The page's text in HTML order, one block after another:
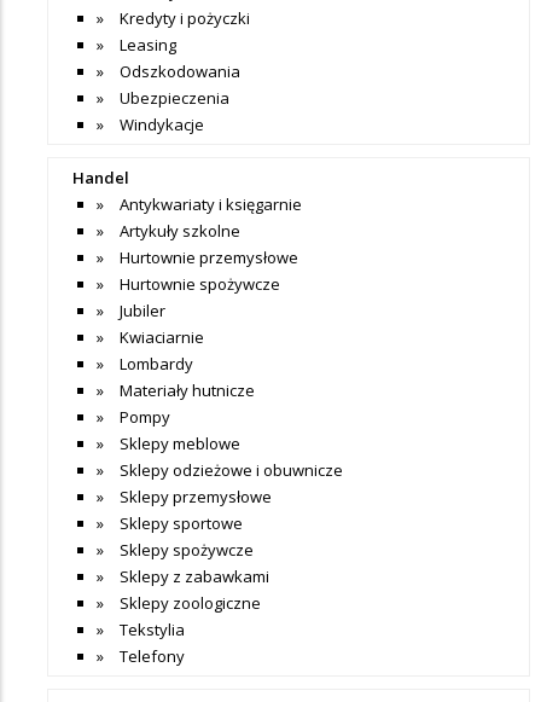
Kredyty i pożyczki
Leasing
Odszkodowania
Ubezpieczenia
Windykacje
Handel
Antykwariaty i księgarnie
Artykuły szkolne
Hurtownie przemysłowe
Hurtownie spożywcze
Jubiler
Kwiaciarnie
Lombardy
Materiały hutnicze
Pompy
Sklepy meblowe
Sklepy odzieżowe i obuwnicze
Sklepy przemysłowe
Sklepy sportowe
Sklepy spożywcze
Sklepy z zabawkami
Sklepy zoologiczne
Tekstylia
Telefony